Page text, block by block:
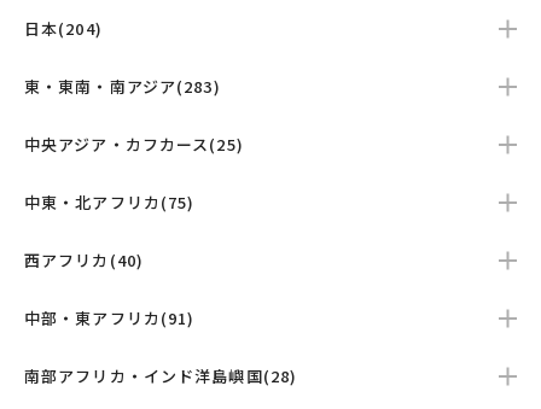
日本(204)
東・東南・南アジア(283)
中央アジア・カフカース(25)
中東・北アフリカ(75)
西アフリカ(40)
中部・東アフリカ(91)
南部アフリカ・インド洋島嶼国(28)